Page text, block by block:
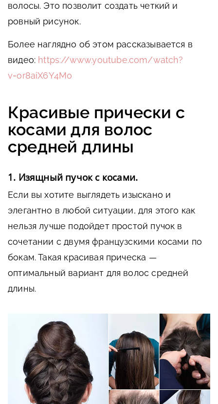
волосы. Это позволит создать четкий и
ровный рисунок.
Более наглядно об этом рассказывается в
видео: https://www.youtube.com/watch?
v=or8aiX6Y4M0
Красивые прически с
косами для волос
средней длины
1. Изящный пучок с косами.
Если вы хотите выглядеть изыскано и
элегантно в любой ситуации, для этого как
нельзя лучше подойдет простой пучок в
сочетании с двумя французскими косами по
бокам. Такая красивая прическа —
оптимальный вариант для волос средней
длины.